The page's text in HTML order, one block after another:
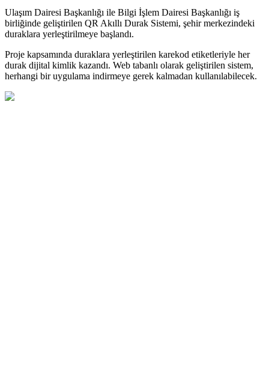
Ulaşım Dairesi Başkanlığı ile Bilgi İşlem Dairesi Başkanlığı iş
birliğinde geliştirilen QR Akıllı Durak Sistemi, şehir merkezindeki
duraklara yerleştirilmeye başlandı.
Proje kapsamında duraklara yerleştirilen karekod etiketleriyle her
durak dijital kimlik kazandı. Web tabanlı olarak geliştirilen sistem,
herhangi bir uygulama indirmeye gerek kalmadan kullanılabilecek.